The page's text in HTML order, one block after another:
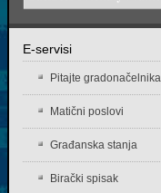
Е-servisi
Pitajte gradonačelnika
Matični poslovi
Građanska stanja
Birački spisak